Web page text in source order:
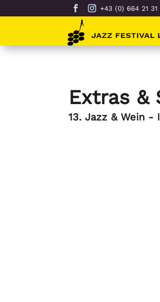
+43 (0) 664 21 31
Extras &
13. Jazz & Wein